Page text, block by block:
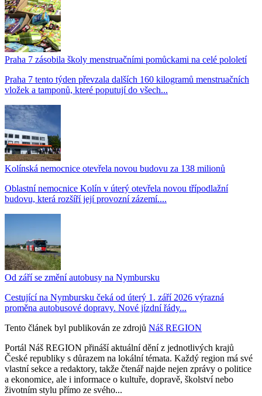
Praha 7 zásobila školy menstruačními pomůckami na celé pololetí
Praha 7 tento týden převzala dalších 160 kilogramů menstruačních
vložek a tamponů, které poputují do všech...
Kolínská nemocnice otevřela novou budovu za 138 milionů
Oblastní nemocnice Kolín v úterý otevřela novou třípodlažní
budovu, která rozšíří její provozní zázemí....
Od září se změní autobusy na Nymbursku
Cestující na Nymbursku čeká od úterý 1. září 2026 výrazná
proměna autobusové dopravy. Nové jízdní řády...
Tento článek byl publikován ze zdrojů Náš REGION
Portál Náš REGION přináší aktuální dění z jednotlivých krajů
České republiky s důrazem na lokální témata. Každý region má své
vlastní sekce a redaktory, takže čtenář najde nejen zprávy o politice
a ekonomice, ale i informace o kultuře, dopravě, školství nebo
životním stylu přímo ze svého...